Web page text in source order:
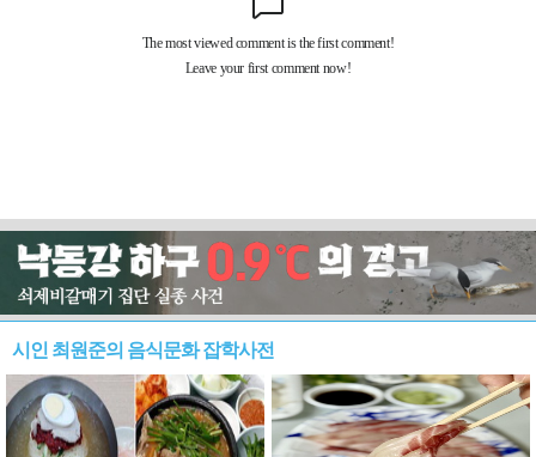
시인 최원준의 음식문화 잡학사전